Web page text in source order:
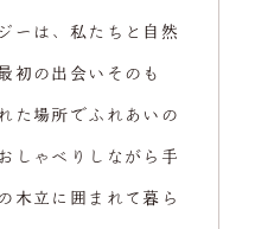
ーは、私たちと自然
初の出会いそのも
た場所でふれあいの
しゃべりしながら手
木立に囲まれて暮ら